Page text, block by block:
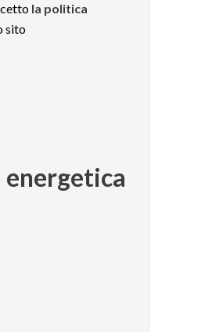
la politica
sito